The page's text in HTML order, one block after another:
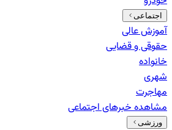
اجتماعی
آموزش عالی
حقوقی و قضایی
خانواده
شهری
مهاجرت
مشاهده خبرهایاجتماعی
ورزشی